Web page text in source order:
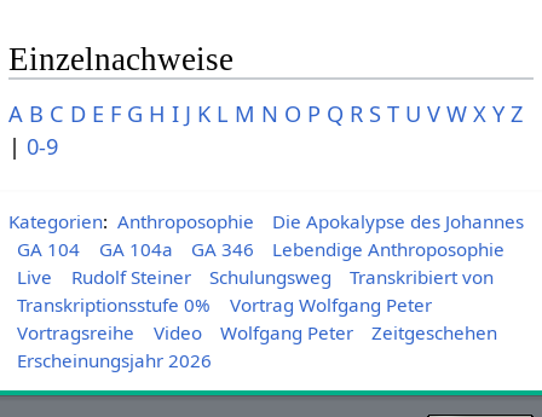
Einzelnachweise
A B C D E F G H I J K L M N O P Q R S T U V W X Y Z
| 0-9
Kategorien: Anthroposophie
Die Apokalypse des Johannes
GA 104
GA 104a GA 346
Lebendige Anthroposophie
Live
Rudolf Steiner Schulungsweg
Transkribiert von
Transkriptionsstufe 0%
Vortrag Wolfgang Peter
Vortragsreihe
Video Wolfgang Peter
Zeitgeschehen
Erscheinungsjahr 2026